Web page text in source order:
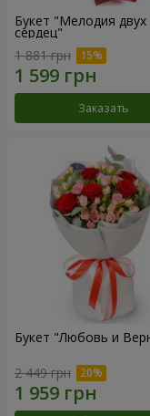
Букет "Мелодия двух
сердец"
1 881 грн
Заказать
Букет "Любовь и
2 449 грн